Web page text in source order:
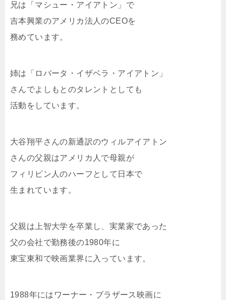
兄は「マシュー・アイアトン」で
吉本興業のアメリカ法人のCEOを
務めています。
姉は「ロバータ・イザベラ・アイアトン」
さんでよしもとのタレントとしても
活動をしています。
大谷翔平さんの新通訳のウィルアイアトン
さんの父親はアメリカ人で母親が
フィリピン人のハーフとして日本で
生まれています。
父親は上智大学を卒業し、実業家であった
父の会社で勤務後の1980年に
東宝東和で映画業界に入っています。
1988年にはワーナー・ブラザース映画に